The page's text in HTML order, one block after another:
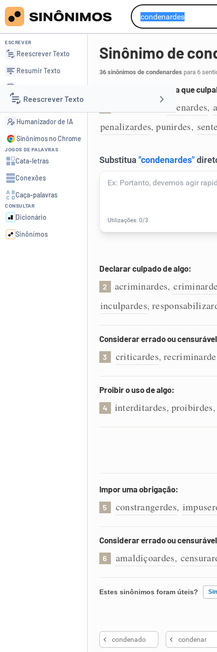
Reescrever Texto
Resumir Texto
Corrigir Texto
Detector de IA
Humanizador de IA
ESCREVER
Reescrever Texto
Resumir Texto
Detector de IA
Humanizador de IA
Sinônimos no Chrome
JOGOS DE PALAVRAS
Cata-letras
Conexões
Caça-palavras
CONSULTAR
Dicionário
Sinônimos
Sinônimo de
36 sinônimos de condenardes para 6
Proferir uma sentença que
acoimardes apenardes,
penalizardes,punirdes,
Declarar culpado de algo:
2 acriminardes,
inculpardes,
Considerar errado ou
3 criticardes,
Proibir o uso de algo:
4 interditardes, proibirdes,
Impor uma obrigação:
5 constrangerdes,
Considerar errado ou
6 amaldiçoardes,
Estes sinônimos foram úteis?
Nenhum dos sinônimos
condenado condenar